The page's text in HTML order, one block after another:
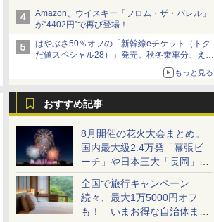
ショーツは1990円に
Amazon、ウイスキー「フロム・ザ・バレル」
が“4402円”で再び登場！
はやぶさ50％オフの「新幹線eチケット（トク
だ値スペシャル28）」発売。秋冬乗車分、えき
もっと見る
おすすめ記事
8月開催の花火大会まとめ。
国内最大級2.4万発「幕張ビ
ーチ」や日本三大「長岡」な
ど大型イベント目白押し！
全国で旅行キャンペーン
続々、最大1万5000円オフ
も！ いまお得な自治体まと